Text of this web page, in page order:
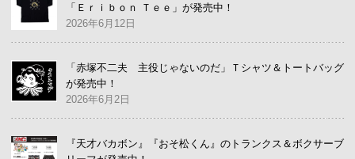
「Ｅｒｉｂｏｎ Ｔｅｅ」が発売中！
2026年6月12日
「赤塚不二夫 主役じゃないのだ」Ｔシャツ＆トートバッグ
が発売中！
2026年6月2日
『天才バカボン』『おそ松くん』のトランクス＆ボクサーブ